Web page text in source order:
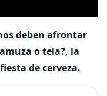
deben afrontar
o tela?, la
de cerveza.